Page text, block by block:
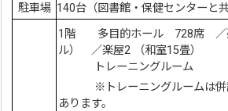
駐車場 140台（図書館・保健センターと共
1階 多目的ホール 728席 ／楽
ル） ／楽屋2 （和室15畳）
トレーニングルーム
※トレーニングルームは併設
あります。